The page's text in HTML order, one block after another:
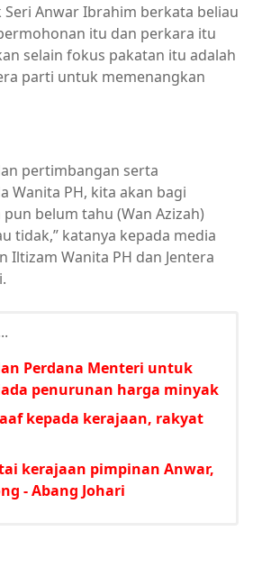
Seri Anwar Ibrahim berkata beliau
itu dan perkara itu
selain fokus pakatan itu adalah
parti untuk memenangkan
pertimbangan serta
Wanita PH, kita akan bagi
belum tahu (Wan Azizah)
tidak,” katanya kepada media
Iltizam Wanita PH dan Jentera
Perdana Menteri untuk
penurunan harga minyak
kepada kerajaan, rakyat
kerajaan pimpinan Anwar,
- Abang Johari